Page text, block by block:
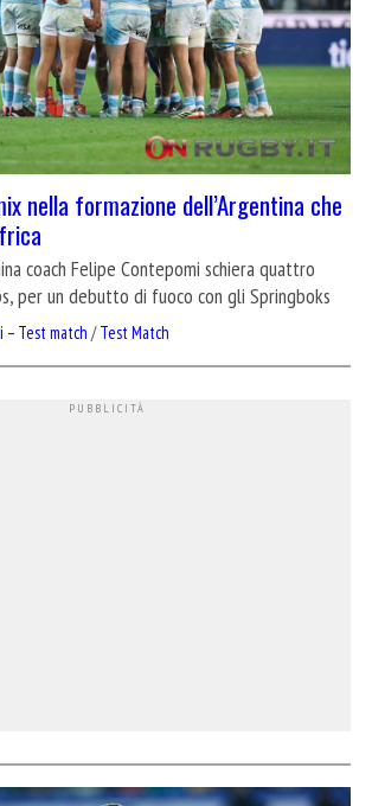
nella formazione dell’Argentina che
coach Felipe Contepomi schiera quattro
per un debutto di fuoco con gli Springboks
– Test match /Test Match